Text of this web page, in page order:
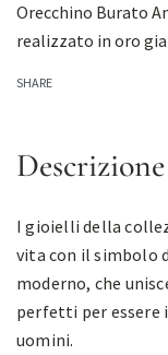
Orecchino Burato
realizzato in oro
SHARE
Descrizione
I gioielli della
vita con il simbolo
moderno, che
perfetti per essere
uomini.